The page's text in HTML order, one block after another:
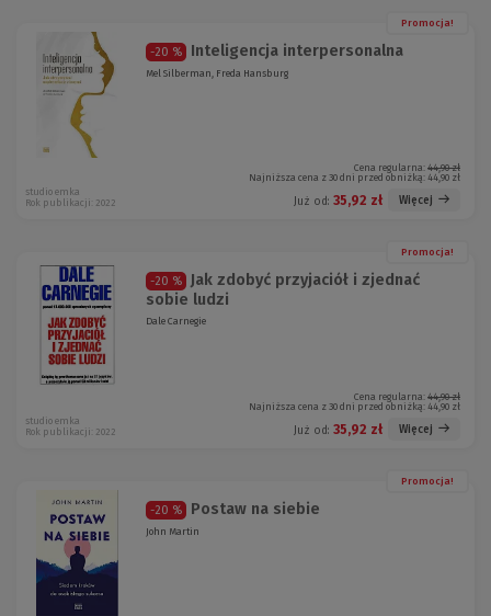
Promocja!
-20 % Inteligencja interpersonalna
Mel Silberman, Freda Hansburg
Cena regularna: 44,90 zł
Najniższa cena z 30 dni przed obniżką: 44,90 zł
Już od: 35,92 zł Więcej
studio emka
Rok publikacji: 2022
Promocja!
-20 %
Jak zdobyć przyjaciół i zjednać
sobie ludzi
Dale Carnegie
Cena regularna: 44,90 zł
Najniższa cena z 30 dni przed obniżką: 44,90 zł
Już od: 35,92 zł Więcej
studio emka
Rok publikacji: 2022
Promocja!
-20 % Postaw na siebie
John Martin